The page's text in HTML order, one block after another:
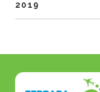
2019